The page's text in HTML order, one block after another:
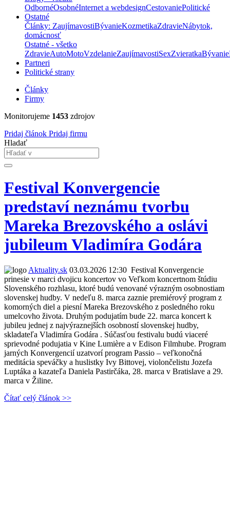
OdbornéOsobnéInternet a webdesignCestovaniePolitické
Ostatné
Články: ZaujímavostiBývanieKozmetikaZdravieNábytok,
domácnosť
Ostatné - všetko
ZdravieAutoMotoVzdelanieZaujímavostiSexZvieratkaBývanie
Partneri
Politické strany
Články
Firmy
Monitorujeme 1453 zdrojov
Pridaj článok Pridaj firmu
Hladať
Festival Konvergencie
predstaví neznámu tvorbu
Mareka Brezovského a oslávi
jubileum Vladimíra Godára
Aktuality.sk 03.03.2026 12:30 Festival Konvergencie
prinesie v marci dvojicu koncertov vo Veľkom koncertnom štúdiu
Slovenského rozhlasu, ktoré budú venované výrazným osobnostiam
slovenskej hudby. V nedeľu 8. marca zaznie premiérový program z
komorných diel a piesní Mareka Brezovského z posledného roku
umelcovho života. Druhým podujatím bude 22. marca koncert k
jubileu jednej z najvýraznejších osobností slovenskej hudby,
skladateľa Vladimíra Godára . Súčasťou festivalu budú viaceré
sprievodné podujatia v Kine Lumière a v Edison Filmhube. Program
jarných Konvergencií uzatvorí program Passio – veľkonočná
meditácia speváčky a huslistky Ivy Bittovej, violončelistu Jozefa
Luptáka a kazateľa Daniela Pastirčáka, 28. marca v Bratislave a 29.
marca v Žiline.
Čítať celý článok >>